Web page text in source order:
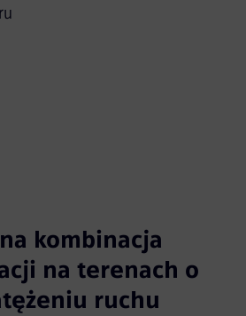
kombinacja
na terenach o
ruchu